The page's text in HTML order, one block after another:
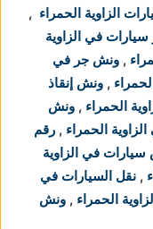
الزاوية الحمراء ,
في الزاوية
, ونش جر في
, ونش إنقاذ
الحمراء , ونش
الحمراء , رقم
في الزاوية
, نقل السيارات في
الحمراء , ونش